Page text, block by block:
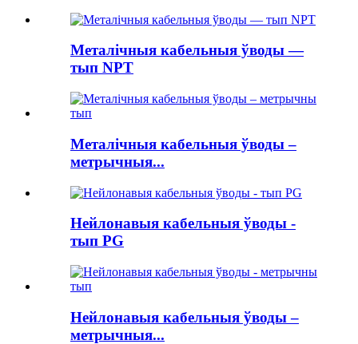
Металічныя кабельныя ўводы —
тып NPT
Металічныя кабельныя ўводы –
метрычныя...
Нейлонавыя кабельныя ўводы -
тып PG
Нейлонавыя кабельныя ўводы –
метрычныя...